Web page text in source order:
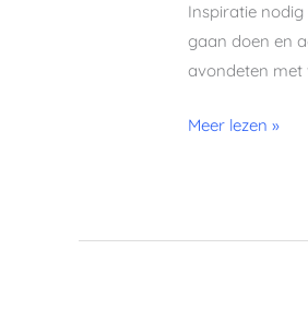
Inspiratie
gaan doen en
avondeten met
Meer lezen »